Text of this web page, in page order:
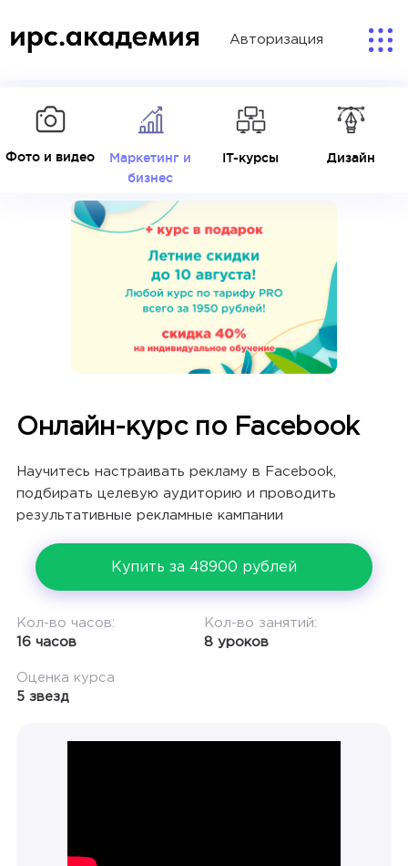
Авторизация
Фото и видео
Маркетинг и
бизнес
IT-курсы Дизайн
Онлайн-курс по Facebook
Научитесь настраивать рекламу в Facebook,
подбирать целевую аудиторию и проводить
результативные рекламные кампании
Купить за 48900 рублей
Кол-во часов:
16 часов
Кол-во занятий:
8 уроков
Оценка курса
5 звезд